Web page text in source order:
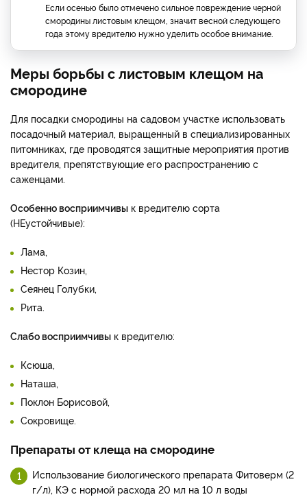
Если осенью было отмечено сильное повреждение черной
смородины листовым клещом, значит весной следующего
года этому вредителю нужно уделить особое внимание.
Меры борьбы с листовым клещом на
смородине
Для посадки смородины на садовом участке использовать
посадочный материал, выращенный в специализированных
питомниках, где проводятся защитные мероприятия против
вредителя, препятствующие его распространению с
саженцами.
Особенно восприимчивы к вредителю сорта
(НЕустойчивые):
Лама,
Нестор Козин,
Сеянец Голубки,
Рита.
Слабо восприимчивы к вредителю:
Ксюша,
Наташа,
Поклон Борисовой,
Сокровище.
Препараты от клеща на смородине
Использование биологического препарата Фитоверм (2
г/л), КЭ с нормой расхода 20 мл на 10 л воды